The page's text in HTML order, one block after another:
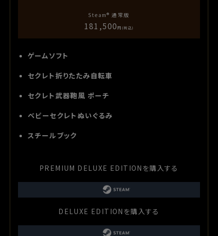
Steam®通常版
181,500円(税込)
ゲームソフト
セクレト折りたたみ自転車
セクレト武器鞄風 ポーチ
ベビーセクレトぬいぐるみ
スチールブック
PREMIUM DELUXE EDITIONを購入する
DELUXE EDITIONを購入する